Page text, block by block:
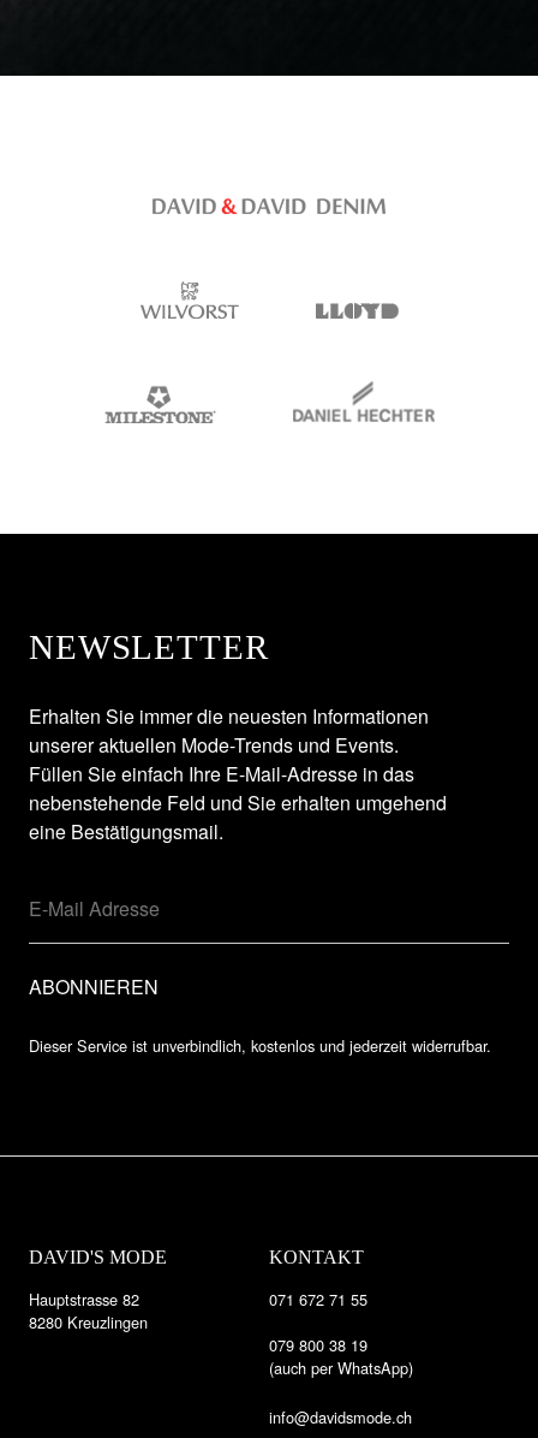
NEWSLETTER
Erhalten Sie immer die neuesten Informationen
unserer aktuellen Mode-Trends und Events.
Füllen Sie einfach Ihre E-Mail-Adresse in das
nebenstehende Feld und Sie erhalten umgehend
eine Bestätigungsmail.
Dieser Service ist unverbindlich, kostenlos und jederzeit widerrufbar.
DAVID'S MODE
Hauptstrasse 82
8280 Kreuzlingen
KONTAKT
071 672 71 55
079 800 38 19
(auch per WhatsApp)
info@davidsmode.ch